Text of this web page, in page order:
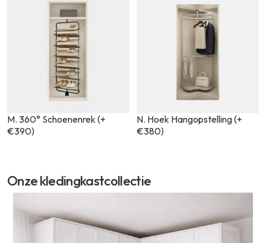
M. 360° Schoenenrek (+
€390)
N. Hoek Hangopstelling (+
€380)
Onze kledingkastcollectie